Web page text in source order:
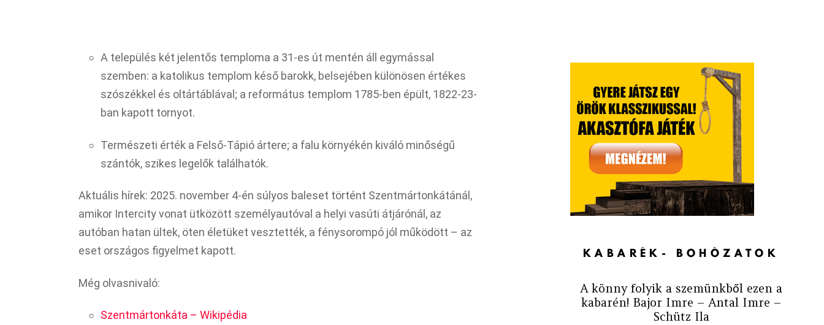
A település két jelentős temploma a 31-es út mentén áll egymással
szemben: a katolikus templom késő barokk, belsejében különösen értékes
szószékkel és oltártáblával; a református templom 1785-ben épült, 1822-23-
ban kapott tornyot.​
Természeti érték a Felső-Tápió ártere; a falu környékén kiváló minőségű
szántók, szikes legelők találhatók.​
Aktuális hírek: 2025. november 4-én súlyos baleset történt Szentmártonkátánál,
amikor Intercity vonat ütközött személyautóval a helyi vasúti átjárónál, az
autóban hatan ültek, öten életüket vesztették, a fénysorompó jól működött – az
eset országos figyelmet kapott.​
Még olvasnivaló:
Szentmártonkáta – Wikipédia
KABARÉK- BOHÓZATOK
A könny folyik a szemünkből ezen a
kabarén! Bajor Imre – Antal Imre –
Schütz Ila